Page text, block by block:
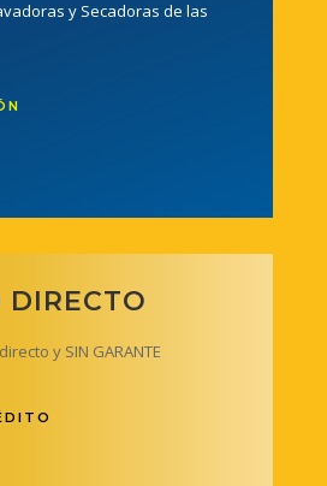
y Secadoras de las
DIRECTO
y SIN GARANTE